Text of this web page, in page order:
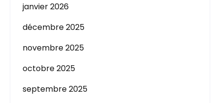
janvier 2026
décembre 2025
novembre 2025
octobre 2025
septembre 2025